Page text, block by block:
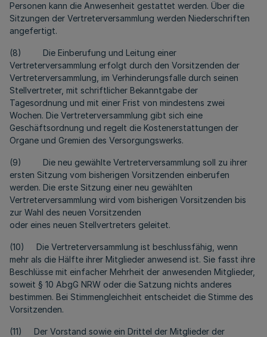
Personen kann die Anwesenheit gestattet werden. Über die
Sitzungen der Vertreterversammlung werden Niederschriften
angefertigt.
(8) Die Einberufung und Leitung einer
Vertreterversammlung erfolgt durch den Vorsitzenden der
Vertreterversammlung, im Verhinderungsfalle durch seinen
Stellvertreter, mit schriftlicher Bekanntgabe der
Tagesordnung und mit einer Frist von mindestens zwei
Wochen. Die Vertreterversammlung gibt sich eine
Geschäftsordnung und regelt die Kostenerstattungen der
Organe und Gremien des Versorgungswerks.
(9) Die neu gewählte Vertreterversammlung soll zu ihrer
ersten Sitzung vom bisherigen Vorsitzenden einberufen
werden. Die erste Sitzung einer neu gewählten
Vertreterversammlung wird vom bisherigen Vorsitzenden bis
zur Wahl des neuen Vorsitzenden
oder eines neuen Stellvertreters geleitet.
(10) Die Vertreterversammlung ist beschlussfähig, wenn
mehr als die Hälfte ihrer Mitglieder anwesend ist. Sie fasst ihre
Beschlüsse mit einfacher Mehrheit der anwesenden Mitglieder,
soweit § 10 AbgG NRW oder die Satzung nichts anderes
bestimmen. Bei Stimmengleichheit entscheidet die Stimme des
Vorsitzenden.
(11) Der Vorstand sowie ein Drittel der Mitglieder der